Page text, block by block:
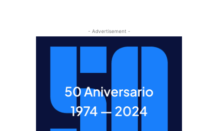
- Advertisement -